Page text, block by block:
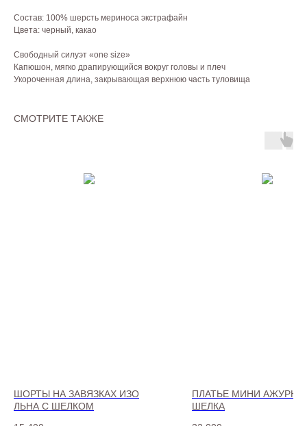
Состав: 100% шерсть мериноса экстрафайн
Цвета: черный, какао
Свободный силуэт «one size»
Капюшон, мягко драпирующийся вокруг головы и плеч
Укороченная длина, закрывающая верхнюю часть туловища
СМОТРИТЕ ТАКЖЕ
ШОРТЫ НА ЗАВЯЗКАХ ИЗО
ЛЬНА С ШЕЛКОМ
ПЛАТЬЕ МИНИ
ШЕЛКА